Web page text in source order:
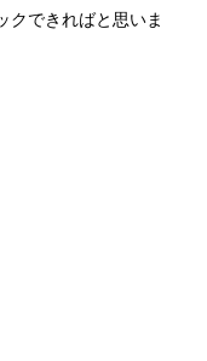
クできればと思いま